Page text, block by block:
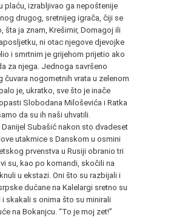
plaću, izrabljivao ga nepoštenije
drugog, sretnijeg igrača, čiji se
šta ja znam, Krešimir, Domagoj ili
ni otac njegove djevojke
i smrtnim je grijehom prijetio ako
za njega. Jednoga savršeno
čuvara nogometnih vrata u zelenom
je, ukratko, sve što je inače
Slobodana Miloševića i Ratka
da su ih naši uhvatili.
Danijel Subašić nakon sto dvadeset
utakmice s Danskom u osmini
prvenstva u Rusiji obranio tri
su, kao po komandi, skočili na
u ekstazi. Oni što su razbijali i
dućane na Kalelargi sretno su
i skakali s onima što su minirali
na Bokanjcu. “To je moj zet!”